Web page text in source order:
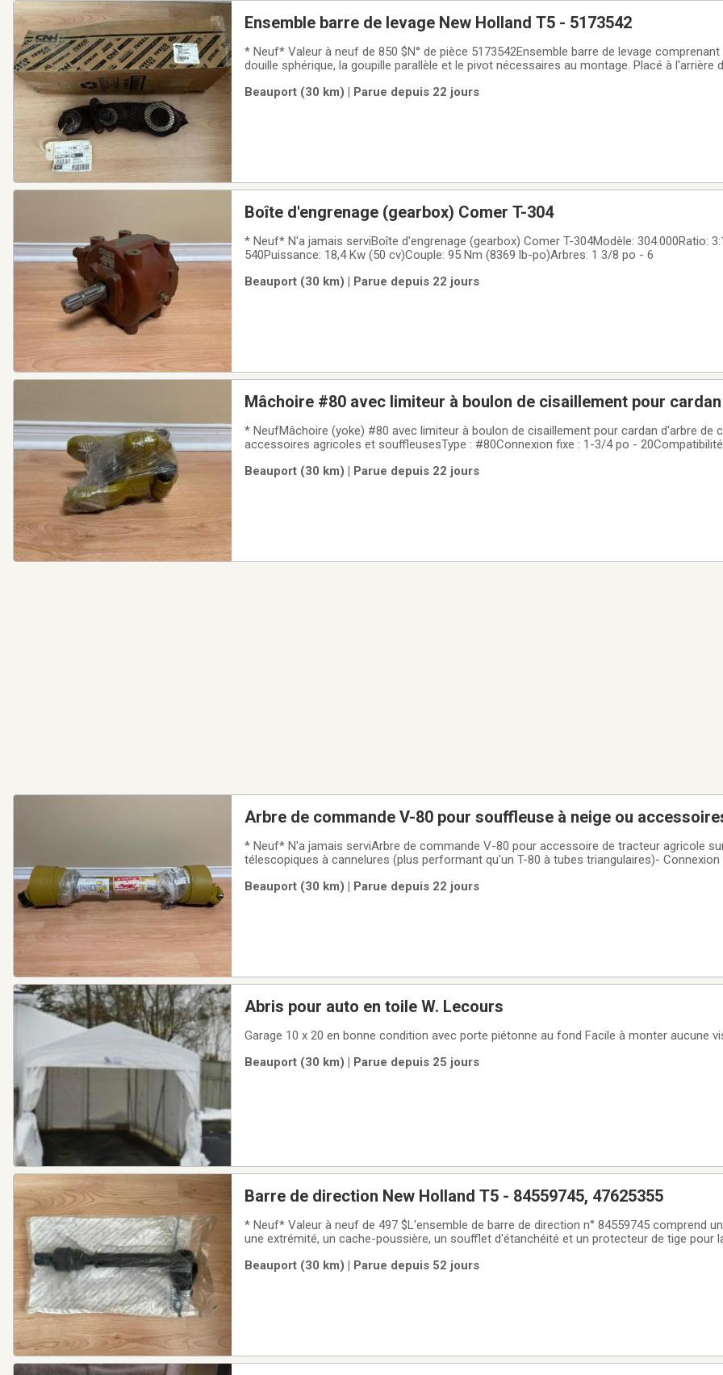
Ensemble barre de levage New Holland T5 - 5173542
* Neuf* Valeur à neuf de 850 $N° de pièce 5173542Ensemble barre de levage
douille sphérique, la goupille parallèle et le pivot nécessaires au montage. Placé à l'arrière
d'attelage d'origine, le
Beauport (30 km) | Parue depuis 22 jours
Boîte d'engrenage (gearbox) Comer T-304
* Neuf* N'a jamais serviBoîte d'engrenage (gearbox) Comer T-304Modèle: 304.000Ratio:
540Puissance: 18,4 Kw (50 cv)Couple: 95 Nm (8369 lb-po)Arbres: 1 3/8 po - 6
Beauport (30 km) | Parue depuis 22 jours
Mâchoire #80 avec limiteur à boulon de cisaillement pour cardan
* NeufMâchoire (yoke) #80 avec limiteur à boulon de cisaillement pour cardan d'arbre de
accessoires agricoles et souffleusesType : #80Connexion fixe : 1-3/4 po -
Beauport (30 km) | Parue depuis 22 jours
Arbre de commande V-80 pour souffleuse à neige ou
* Neuf* N'a jamais serviArbre de commande V-80 pour accessoire de tracteur agricole
télescopiques à cannelures (plus performant qu'un T-80 à tubes triangulaires)-
souffleuse à neige Pronovost,
Beauport (30 km) | Parue depuis 22 jours
Abris pour auto en toile W. Lecours
Garage 10 x 20 en bonne condition avec porte piétonne au fond Facile à monter aucune
Beauport (30 km) | Parue depuis 25 jours
Barre de direction New Holland T5 - 84559745, 47625355
* Neuf* Valeur à neuf de 497 $L'ensemble de barre de direction n° 84559745 comprend
une extrémité, un cache-poussière, un soufflet d'étanchéité et un protecteur de tige pour
47625355
Beauport (30 km) | Parue depuis 52 jours